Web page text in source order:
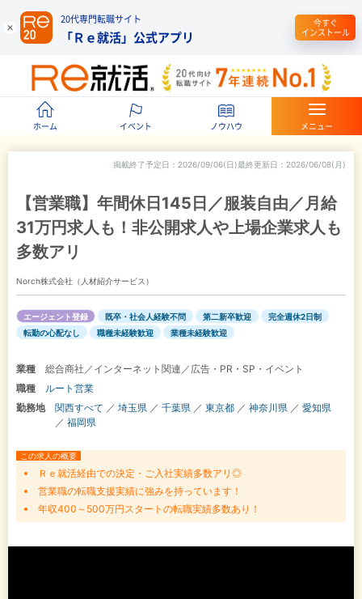
20代専門転職サイト
「Ｒｅ就活」公式アプリ
今すぐ
インストール
ホーム イベント ノウハウ メニュー
最終更新日 2026/06/08(月)
掲載終了予定日 2026/09/06(日)
【営業職】年間休日145日／服装自由／月給
31万円求人も！非公開求人や上場企業求人も
多数アリ
Norch株式会社（人材紹介サービス）
エージェント登録 既卒・社会人経験不問 第二新卒歓迎
完全週休2日制
転勤の心配なし
職種未経験歓迎 業種未経験歓迎
業種
総合商社／インターネット関連／広告・PR・SP・イベント
職種
ルート営業
勤務地
関西すべて ／ 埼玉県 ／ 千葉県 ／ 東京都 ／ 神奈川県 ／ 愛知県
／ 福岡県
この求人の概要
Ｒｅ就活経由での決定・ご入社実績多数アリ◎
営業職の転職支援実績に強みを持っています！
年収400～500万円スタートの転職実績多数あり！